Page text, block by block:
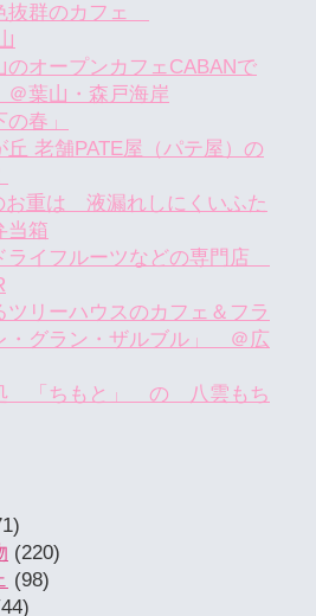
抜群のカフェ
のオープンカフェCABANで
葉山・森戸海岸
春」
老舗PATE屋（パテ屋）の
お重は 液漏れしにくいふた
当箱
イフルーツなどの専門店
リーハウスのカフェ＆フラ
グラン・ザルブル」 ＠広
「ちもと」 の 八雲もち
(220)
(98)